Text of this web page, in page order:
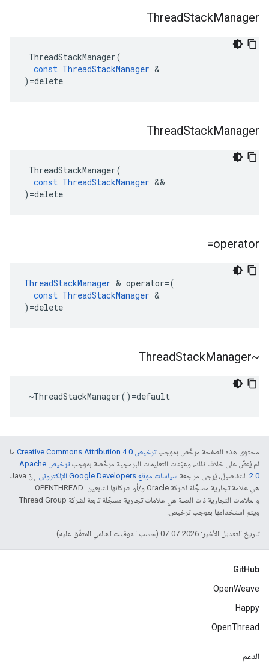
ThreadStackManager
ThreadStackManager(
const ThreadStackManager &
) =delete
ThreadStackManager
ThreadStackManager(
const ThreadStackManager &&
) =delete
operator=
ThreadStackManager & operator=(
const ThreadStackManager &
) =delete
~Thread
StackManager
~ThreadStackManager()=default
محتوى هذه الصفحة مرخّص بموجبترخيص Creative Commons Attribution 4.0‏
ما
لم يُنصّ على خلاف ذلك، وعيّنات التعليمات البرمجية مرخّصة بموجب
ترخيص Apache
2.0‏. للتفاصيل، يُرجى مراجعة سياسات موقع Google Developers الإلكتروني
. إنّ Java
هي علامة تجارية مسجَّلة لشركة Oracle و/أو شركائها التابعين. ‫OPENTHREAD
والعلامات التجارية ذات الصلة هي علامات تجارية مسجّلة تابعة لشركة Thread Group
ويتم استخدامها بموجب ترخيص.
تاريخ التعديل الأخير: 2026-07-07 (حسب التوقيت العالمي المتفَّق عليه)
GitHub
OpenWeave
Happy
OpenThread
الدعم